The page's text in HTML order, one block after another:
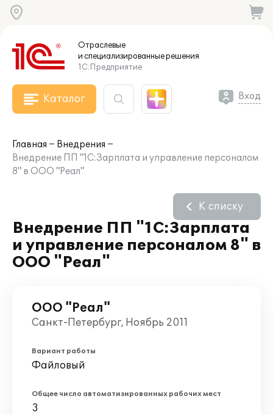
Отраслевые
и специализированныерешения
1С:Предприятие
Каталог Вход
Главная
Внедрения
Внедрение ПП "1C:Зарплата и управление персоналом
8" в ООО "Реал"
Внедрение ПП "1C:Зарплата
и управление персоналом 8" в
ООО "Реал"
К списку
ООО "Реал"
Санкт-Петербург, Ноябрь 2011
Вариант работы
Файловый
Общее число автоматизированных рабочих мест
3